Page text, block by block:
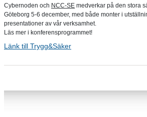
Cybernoden och NCC-SE medverkar på den stora
Göteborg 5-6 december, med både monter i
presentationer av vår verksamhet.
Läs mer i konferensprogrammet!
Länk till Trygg&Säker